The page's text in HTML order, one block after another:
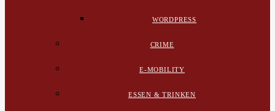
WORDPRESS
CRIME
E-MOBILITY
ESSEN & TRINKEN